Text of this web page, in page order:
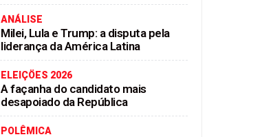
ANÁLISE
Milei, Lula e Trump: a disputa pela
liderança da América Latina
ELEIÇÖES 2026
A façanha do candidato mais
desapoiado da República
POLÊMICA